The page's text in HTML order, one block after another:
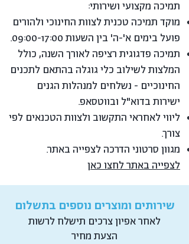
תמיכה מקצועי ושירותי:
מוקד תמיכה טכנית לצוות החינוכי ולהורים
פועל בימים א'-ה' בין השעות 09:00-17:00.
תמיכה פדגוגית רציפה לאורך השנה, כולל
המלצות לשילוב כלי גוגלה בהתאם לתכנים
החינוכיים - נשלחים למנהלות הגנים
ישירות בדוא"ל ובווטסאפ.
ליווי לאחראי התקשוב ולצוות הטכנאים לפי
צורך.
מגוון סרטוני הדרכה לצפייה באתר.
לצפייה באתר לחצו כאן
שירותים ומוצרים נוספים בתשלום
לאחר אפיון צרכים תישלח לרשות
הצעת מחיר